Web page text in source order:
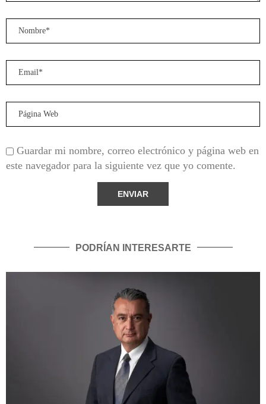
Guardar mi nombre, correo electrónico y página web en
este navegador para la siguiente vez que yo comente.
PODRÍAN INTERESARTE